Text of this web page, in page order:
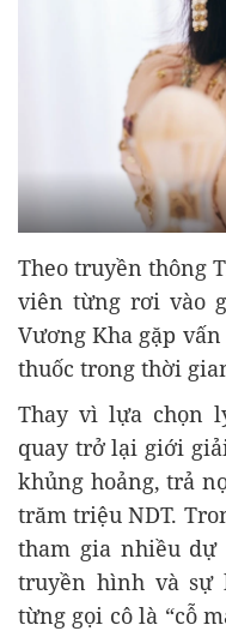
Theo truyền thông
viên từng rơi vào
Vương Kha gặp
thuốc trong thời
Thay vì lựa chọn
quay trở lại giới
khủng hoảng, trả
trăm triệu NDT.
tham gia nhiều
truyền hình và sự
từng gọi cô là “cỗ